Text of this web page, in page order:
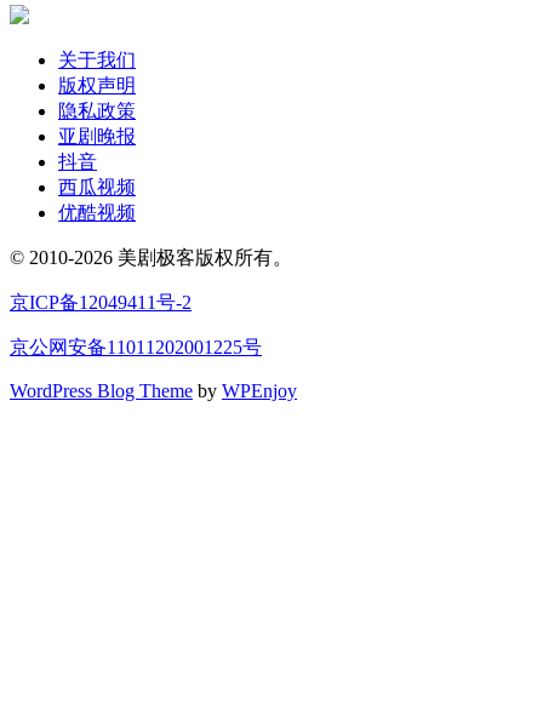
关于我们
版权声明
隐私政策
亚剧晚报
抖音
西瓜视频
优酷视频
© 2010-2026 美剧极客版权所有。
京ICP备12049411号-2
京公网安备11011202001225号
WordPress Blog Theme by WPEnjoy